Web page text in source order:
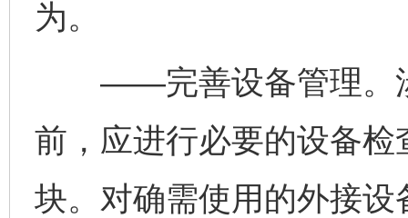
为。
——完善设备管理。涉
前，应进行必要的设备
块。对确需使用的外接